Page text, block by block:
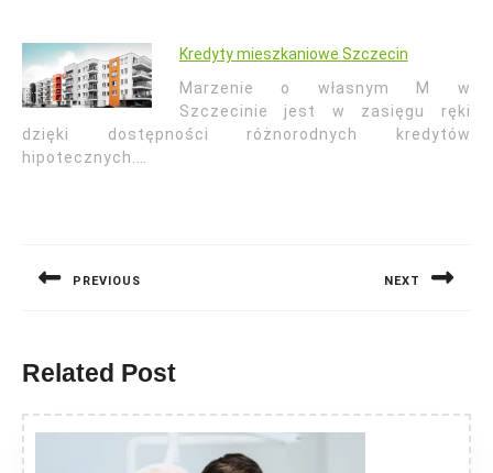
Kredyty mieszkaniowe Szczecin
Marzenie o własnym M w
Szczecinie jest w zasięgu ręki
dzięki dostępności różnorodnych kredytów
hipotecznych.…
PREVIOUS NEXT
Related Post